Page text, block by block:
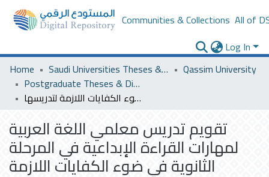
Communities & Collections All of
Log In
Home
Saudi Universities Theses & Dissertations
Qassim University
Postgraduate Theses & Dissertations
تقويم تدريس معلمي اللغة العربية لمهارات القراءة الإبداعية في المرحلة الثانوية في ضوء الكفايات اللازمة لتدريسها
تقويم تدريس معلمي اللغة العربية
لمهارات القراءة الإبداعية في المرحلة
الثانوية في ضوء الكفايات اللازمة